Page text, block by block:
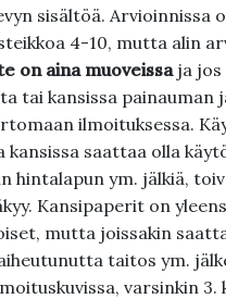
sisältöä. Arvioinnissa
4-10, mutta alin
on aina muoveissa ja jos
tai kansissa painauman
ilmoituksessa.
kansissa saattaa olla
hintalapun ym. jälkiä,
Kansipaperit on
mutta joissakin
taitos ym.
varsinkin 3.